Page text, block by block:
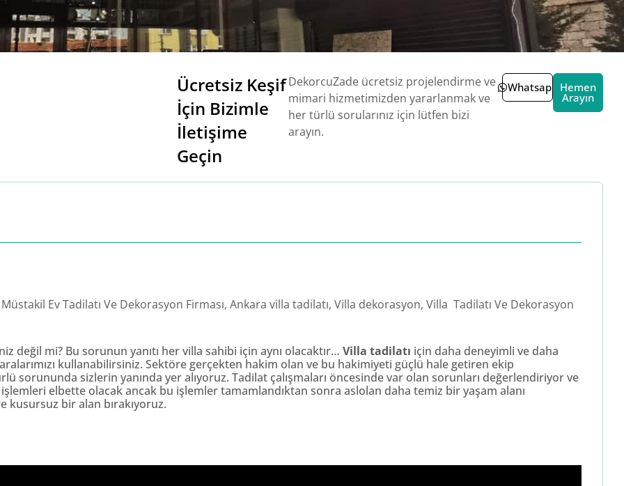
Ücretsiz Keşif
İçin Bizimle
İletişime
Geçin
DekorcuZade ücretsiz projelendirme ve
mimari hizmetimizden yararlanmak ve
her türlü sorularınız için lütfen bizi
arayın.
Whatsapp Hemen
Arayın
Ev Tadilatı Ve Dekorasyon Firması, Ankara villa tadilatı, Villa dekorasyon, Villa Tadilatı Ve Dekorasyon
değil mi? Bu sorunun yanıtı her villa sahibi için aynı olacaktır… Villa tadilatı için daha deneyimli ve daha
kullanabilirsiniz. Sektöre gerçekten hakim olan ve bu hakimiyeti güçlü hale getiren ekip
sorununda sizlerin yanında yer alıyoruz. Tadilat çalışmaları öncesinde var olan sorunları değerlendiriyor ve
elbette olacak ancak bu işlemler tamamlandıktan sonra aslolan daha temiz bir yaşam alanı
kusursuz bir alan bırakıyoruz.